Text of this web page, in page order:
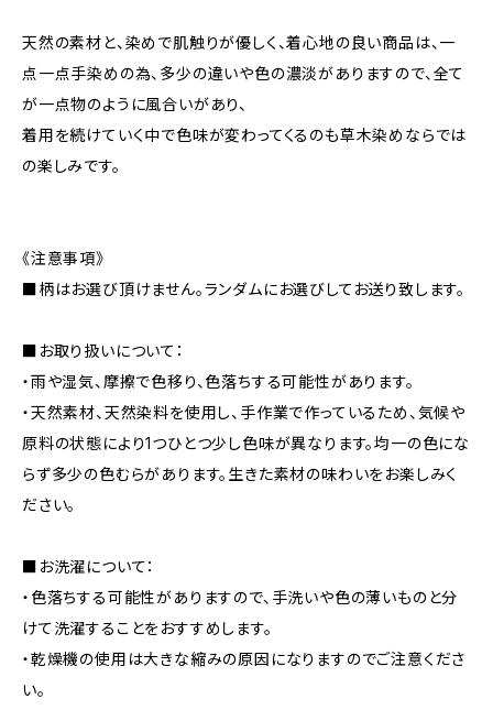
天然の素材と、染めで肌触りが優しく、着心地の良い商品は、一
点一点手染めの為、多少の違いや色の濃淡がありますので、全て
が一点物のように風合いがあり、
着用を続けていく中で色味が変わってくるのも草木染めならでは
の楽しみです。
《注意事項》
■柄はお選び頂けません。ランダムにお選びしてお送り致します。
■お取り扱いについて：
・雨や湿気、摩擦で色移り、色落ちする可能性があります。
・天然素材、天然染料を使用し、手作業で作っているため、気候や
原料の状態により1つひとつ少し色味が異なります。均一の色にな
らず多少の色むらがあります。生きた素材の味わいをお楽しみく
ださい。
■お洗濯について：
・色落ちする可能性がありますので、手洗いや色の薄いものと分
けて洗濯することをおすすめします。
・乾燥機の使用は大きな縮みの原因になりますのでご注意くださ
い。